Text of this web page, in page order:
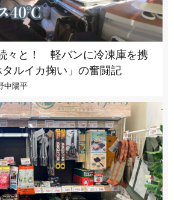
々と！ 軽バンに冷凍庫を携
ルイカ掬い」の奮闘記
中陽平